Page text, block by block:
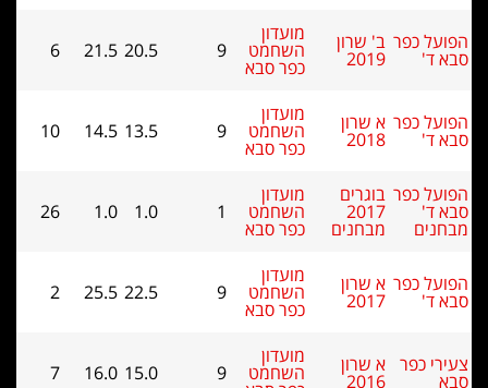
כפר
ד'
ב' שרון
2019
מועדון
השחמט
כפר סבא
9
21.5
6
כפר
ד'
א שרון
2018
מועדון
השחמט
כפר סבא
9
14.5
10
כפר
ד'
בוגרים
2017
מבחנים
מועדון
השחמט
כפר סבא
1
1.0
26
כפר
ד'
א שרון
2017
מועדון
השחמט
כפר סבא
9
25.5
2
כפר א שרון מועדון
השחמט 9
16.0
7